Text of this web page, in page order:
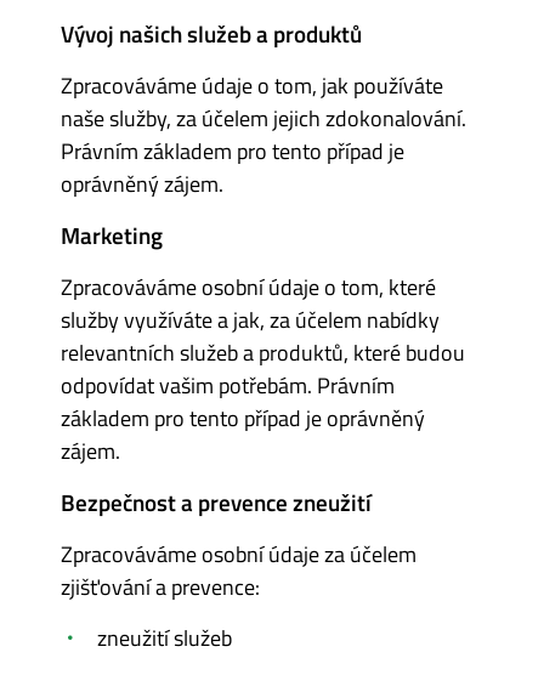
Vývoj našich služeb a produktů
Zpracováváme údaje o tom, jak používáte
naše služby, za účelem jejich zdokonalování.
Právním základem pro tento případ je
oprávněný zájem.
Marketing
Zpracováváme osobní údaje o tom, které
služby využíváte a jak, za účelem nabídky
relevantních služeb a produktů, které budou
odpovídat vašim potřebám. Právním
základem pro tento případ je oprávněný
zájem.
Bezpečnost a prevence zneužití
Zpracováváme osobní údaje za účelem
zjišťování a prevence:
zneužití služeb